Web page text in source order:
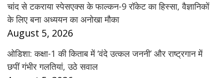
चांद से टकराया स्पेसएक्स के फाल्कन-9 रॉकेट का हिस्सा, वैज्ञानिकों
के लिए बना अध्ययन का अनोखा मौका
August 5, 2026
ओडिशा: कक्षा-1 की किताब में ‘वंदे उत्कल जननी’ और राष्ट्रगान में
छपीं गंभीर गलतियां, उठे सवाल